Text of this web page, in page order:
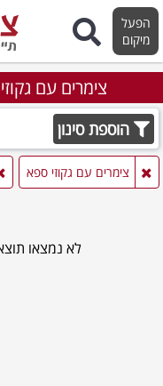
הפעל
מיקום
צימרים עם
הוספת סינון
צימרים עם גקוזי ספא
לא נמצאו